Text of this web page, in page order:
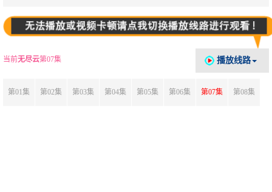
播放线路
当前无尽云第07集
第01集 第02集 第03集 第04集 第05集 第06集 第07集 第08集